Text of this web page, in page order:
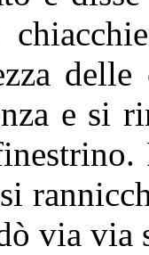
e si
via via